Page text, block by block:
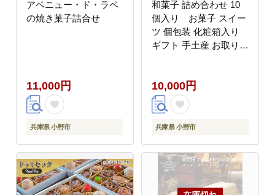
アベニュー・ド・ラペ
の焼き菓子詰合せ
11,000円
兵庫県 小野市
和菓子 詰め合わせ 10
個入り お菓子 スイー
ツ 個包装 化粧箱入り
ギフト 手土産 お取り寄
こ 兵庫県 小野市
10,000円
兵庫県 小野市